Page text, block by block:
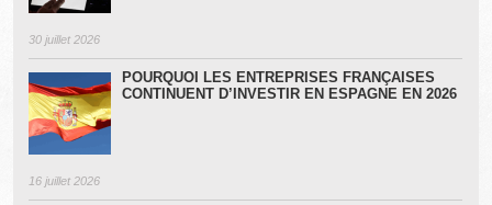
30 juillet 2026
POURQUOI LES ENTREPRISES FRANÇAISES
CONTINUENT D’INVESTIR EN ESPAGNE EN 2026
16 juillet 2026